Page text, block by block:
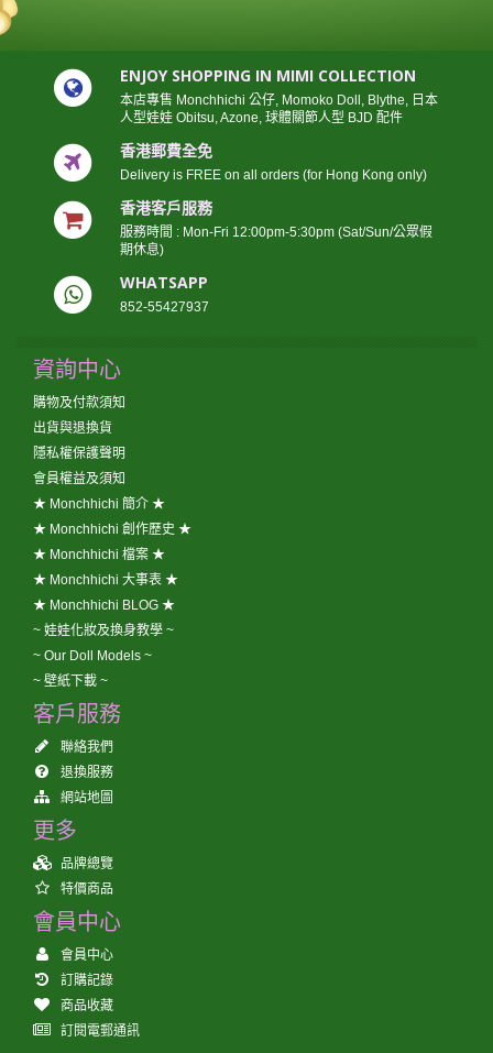
ENJOY SHOPPING IN MIMI COLLECTION
本店專售 Monchhichi 公仔, Momoko Doll, Blythe, 日本
人型娃娃 Obitsu, Azone, 球體關節人型 BJD 配件
香港郵費全免
Delivery is FREE on all orders (for Hong Kong only)
香港客戶服務
服務時間 : Mon-Fri 12:00pm-5:30pm (Sat/Sun/公眾假
期休息)
WHATSAPP
852-55427937
資詢中心
購物及付款須知
出貨與退換貨
隱私權保護聲明
會員權益及須知
★ Monchhichi 簡介 ★
★ Monchhichi 創作歷史 ★
★ Monchhichi 檔案 ★
★ Monchhichi 大事表 ★
★ Monchhichi BLOG ★
~ 娃娃化妝及換身教學 ~
~ Our Doll Models ~
~ 壁紙下載 ~
客戶服務
聯絡我們
退換服務
網站地圖
更多
品牌總覽
特價商品
會員中心
會員中心
訂購記錄
商品收藏
訂閱電郵通訊